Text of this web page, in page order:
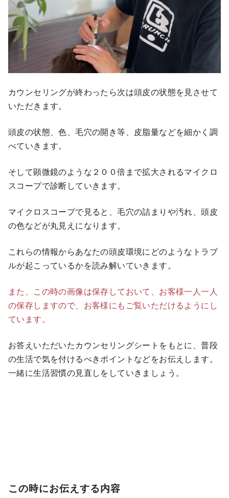
カウンセリングが終わったら次は頭皮の状態を見させて
いただきます。
頭皮の状態、色、毛穴の開き等、皮脂量などを細かく調
べていきます。
そして顕微鏡のような２００倍まで拡大されるマイクロ
スコープで診断していきます。
マイクロスコープで見ると、毛穴の詰まりや汚れ、頭皮
の色などが丸見えになります。
これらの情報からあなたの頭皮環境にどのようなトラブ
ルが起こっているかを読み解いていきます。
また、この時の画像は保存しておいて、お客様一人一人
の保存しますので、お客様にもご覧いただけるようにし
ています。
お答えいただいたカウンセリングシートをもとに、普段
の生活で気を付けるべきポイントなどをお伝えします。
一緒に生活習慣の見直しをしていきましょう。
この時にお伝えする内容